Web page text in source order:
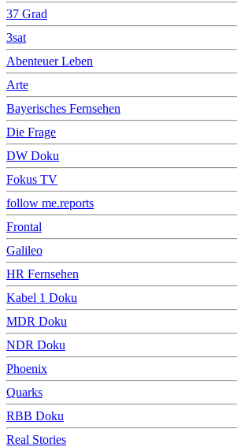
37 Grad
3sat
Abenteuer Leben
Arte
Bayerisches Fernsehen
Die Frage
DW Doku
Fokus TV
follow me.reports
Frontal
Galileo
HR Fernsehen
Kabel 1 Doku
MDR Doku
NDR Doku
Phoenix
Quarks
RBB Doku
Real Stories